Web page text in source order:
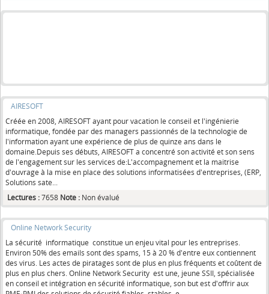
AIRESOFT
Créée en 2008, AIRESOFT ayant pour vacation le conseil et l'ingénierie
informatique, fondée par des managers passionnés de la technologie de
l'information ayant une expérience de plus de quinze ans dans le
domaine.Depuis ses débuts, AIRESOFT a concentré son activité et son sens
de l'engagement sur les services de:L'accompagnement et la maitrise
d'ouvrage à la mise en place des solutions informatisées d'entreprises, (ERP,
Solutions sate...
Lectures :7658 Note : Non évalué
Online Network Security
La sécurité informatique constitue un enjeu vital pour les entreprises.
Environ 50% des emails sont des spams, 15 à 20 % d'entre eux contiennent
des virus. Les actes de piratages sont de plus en plus fréquents et coûtent de
plus en plus chers. Online Network Security est une, jeune SSII, spécialisée
en conseil et intégration en sécurité informatique, son but est d'offrir aux